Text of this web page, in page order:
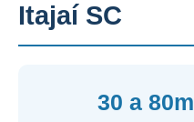
Itajaí SC
30 a 80m